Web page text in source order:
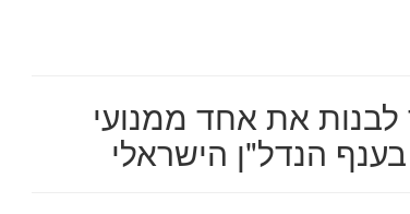
לבנות את אחד ממנועי
הנדל"ן הישראלי